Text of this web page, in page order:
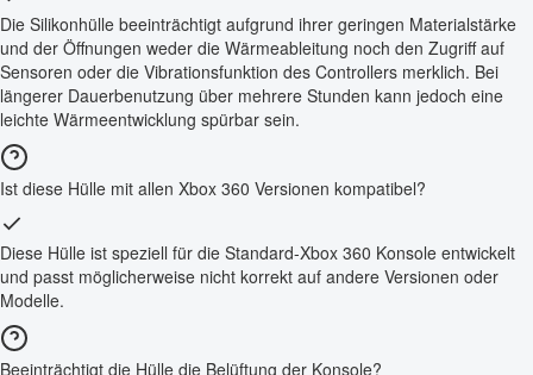
Die Silikonhülle beeinträchtigt aufgrund ihrer geringen Materialstärke
und der Öffnungen weder die Wärmeableitung noch den Zugriff auf
Sensoren oder die Vibrationsfunktion des Controllers merklich. Bei
längerer Dauerbenutzung über mehrere Stunden kann jedoch eine
leichte Wärmeentwicklung spürbar sein.
Ist diese Hülle mit allen Xbox 360 Versionen kompatibel?
Diese Hülle ist speziell für die Standard-Xbox 360 Konsole entwickelt
und passt möglicherweise nicht korrekt auf andere Versionen oder
Modelle.
Beeinträchtigt die Hülle die Belüftung der Konsole?